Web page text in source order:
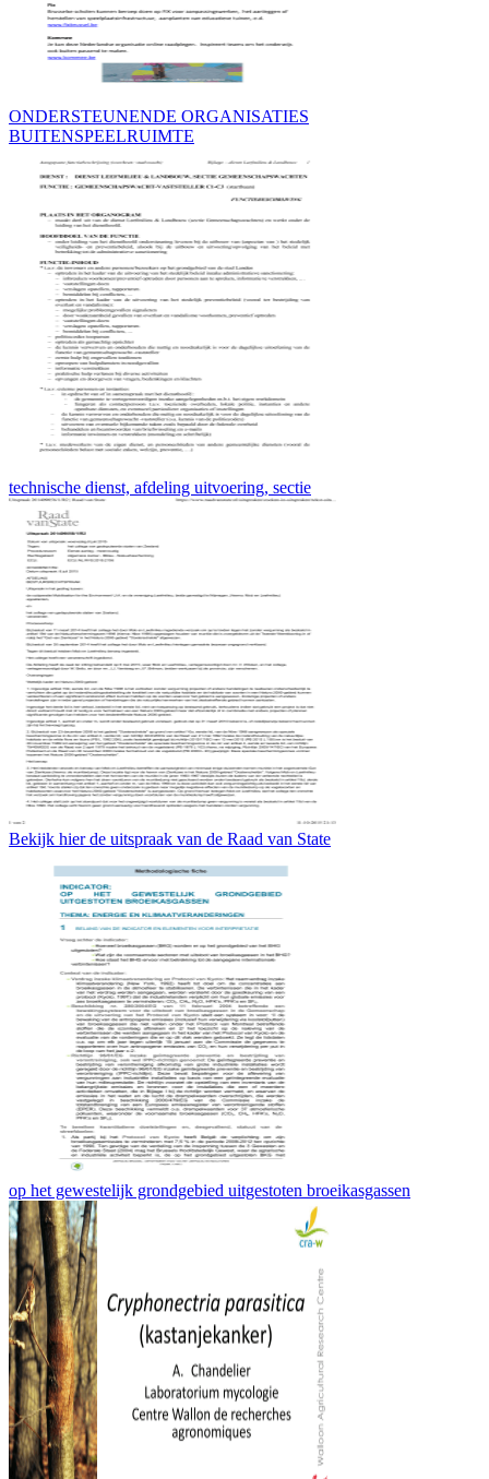
ONDERSTEUNENDE ORGANISATIES
BUITENSPEELRUIMTE
technische dienst, afdeling uitvoering, sectie
Bekijk hier de uitspraak van de Raad van State
op het gewestelijk grondgebied uitgestoten broeikasgassen